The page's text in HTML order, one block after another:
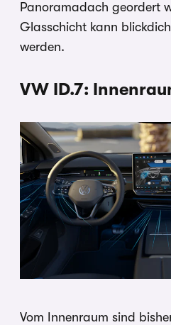
Panoramadach geordert
Glasschicht kann
werden.
VW ID.7:
Vom Innenraum sind